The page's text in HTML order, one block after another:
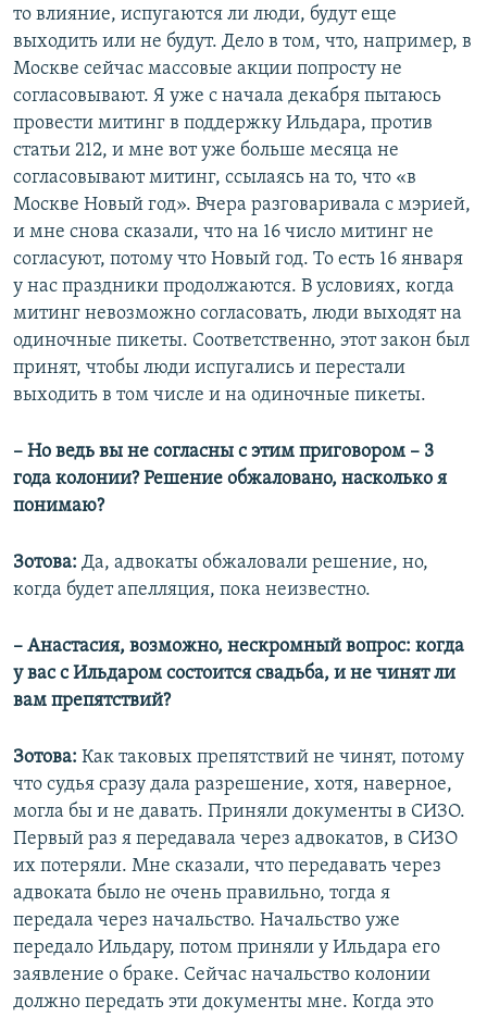
то влияние, испугаются ли люди, будут еще
выходить или не будут. Дело в том, что, например, в
Москве сейчас массовые акции попросту не
согласовывают. Я уже с начала декабря пытаюсь
провести митинг в поддержку Ильдара, против
статьи 212, и мне вот уже больше месяца не
согласовывают митинг, ссылаясь на то, что «в
Москве Новый год». Вчера разговаривала с мэрией,
и мне снова сказали, что на 16 число митинг не
согласуют, потому что Новый год. То есть 16 января
у нас праздники продолжаются. В условиях, когда
митинг невозможно согласовать, люди выходят на
одиночные пикеты. Соответственно, этот закон был
принят, чтобы люди испугались и перестали
выходить в том числе и на одиночные пикеты.
– Но ведь вы не согласны с этим приговором – 3
года колонии? Решение обжаловано, насколько я
понимаю?
Зотова: Да, адвокаты обжаловали решение, но,
когда будет апелляция, пока неизвестно.
– Анастасия, возможно, нескромный вопрос: когда
у вас с Ильдаром состоится свадьба, и не чинят ли
вам препятствий?
Зотова: Как таковых препятствий не чинят, потому
что судья сразу дала разрешение, хотя, наверное,
могла бы и не давать. Приняли документы в СИЗО.
Первый раз я передавала через адвокатов, в СИЗО
их потеряли. Мне сказали, что передавать через
адвоката было не очень правильно, тогда я
передала через начальство. Начальство уже
передало Ильдару, потом приняли у Ильдара его
заявление о браке. Сейчас начальство колонии
должно передать эти документы мне. Когда это